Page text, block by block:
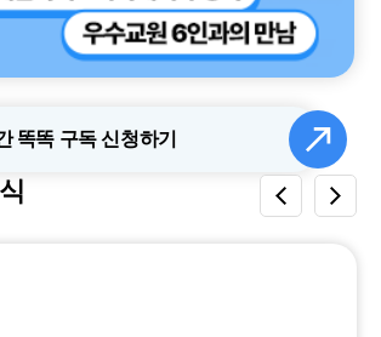
똑똑 구독 신청하기